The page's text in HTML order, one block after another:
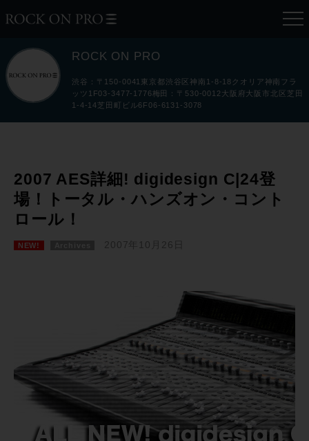
ROCK ON PRO
渋谷：〒150-0041東京都渋谷区神南1-8-18クオリア神南フラ
ッツ1F03-3477-1776梅田：〒530-0012大阪府大阪市北区芝田
1-4-14芝田町ビル6F06-6131-3078
2007 AES詳細! digidesign C|24登
場！トータル・ハンズオン・コント
ロール！
NEW! 2007年10月26日